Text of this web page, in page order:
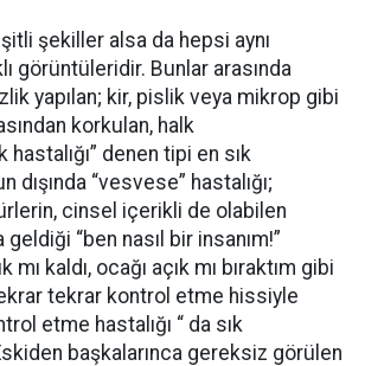
şekiller alsa da hepsi aynı
görüntüleridir. Bunlar arasında
yapılan; kir, pislik veya mikrop gibi
korkulan, halk
hastalığı” denen tipi en sık
dışında “vesvese” hastalığı;
cinsel içerikli de olabilen
“ben nasıl bir insanım!”
mı kaldı, ocağı açık mı bıraktım gibi
tekrar kontrol etme hissiyle
etme hastalığı “ da sık
başkalarınca gereksiz görülen